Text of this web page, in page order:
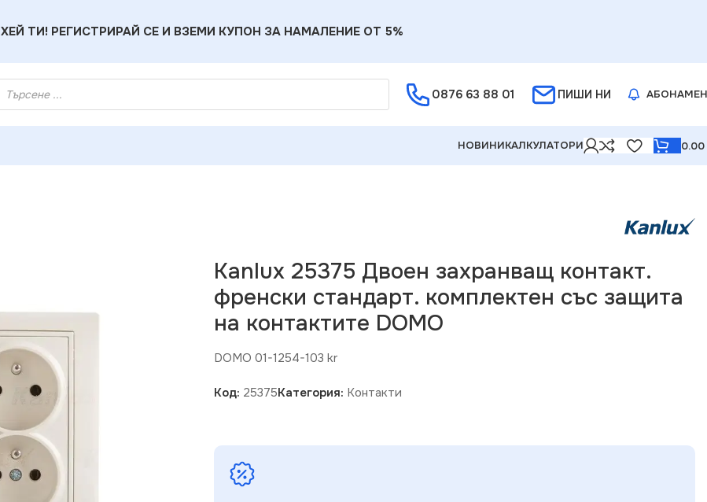
ХЕЙ ТИ! РЕГИСТРИРАЙ СЕ И ВЗЕМИ КУПОН ЗА НАМАЛЕНИЕ ОТ 5%
0876 63 88 01 ПИШИ НИ
НОВИНИКАЛКУЛАТОРИ 0.00
Kanlux 25375 Двоен захранващ контакт.
френски стандарт. комплектен със защита
на контактите DOMO
DOMO 01-1254-103 kr
Код: 25375Категория: Контакти